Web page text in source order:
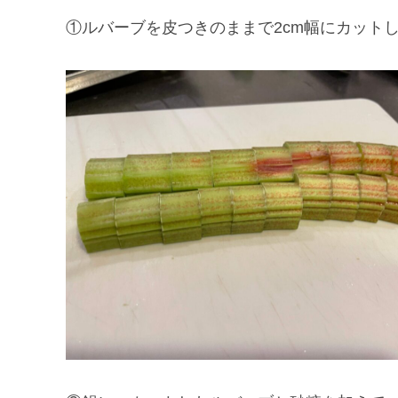
①ルバーブを皮つきのままで2cm幅にカット